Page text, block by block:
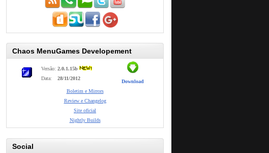
Chaos MenuGames Developement
Versão: 2.0.1.15b
Data:
28/11/2012
Download
Boletim e Mirrors
Review e Changelog
Site oficial
Nightly Builds
Social